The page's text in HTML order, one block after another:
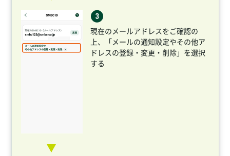
現在のメールアドレスをご確認の
上、「メールの通知設定やその他ア
ドレスの登録・変更・削除」を選択
する